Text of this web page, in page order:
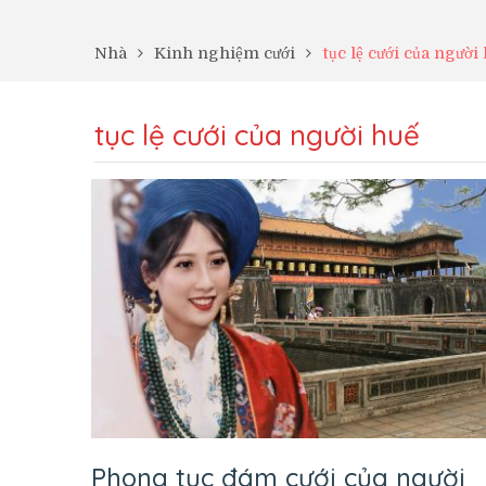
Nhà Kinh nghiệm cưới tục lệ cưới của người
tục lệ cưới của người huế
Phong tục đám cưới của người